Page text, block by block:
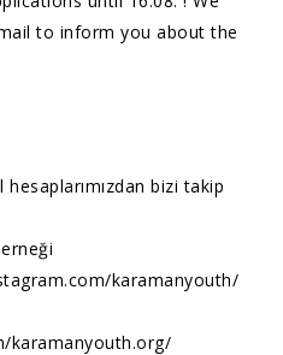
to inform you about the
bizi takip
karamanyouth/
karamanyouth.org/